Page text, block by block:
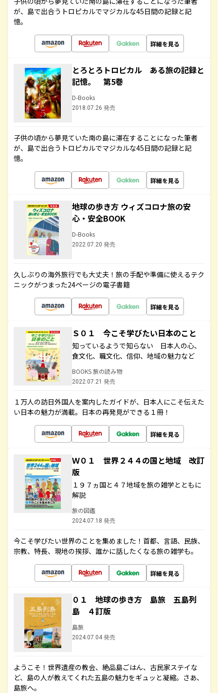
が、島で出合うトロピカルでマジカルな45日間の記録と記
憶。
詳細を見る
とろとろトロピカル ある旅の記録と
記憶。 第5巻
D-Books
2018.07.26 発売
子供の頃から夢見ていた南の島に滞在することになった筆者
が、島で出合うトロピカルでマジカルな45日間の記録と記
憶。
詳細を見る
地球の歩き方 ウィズコロナ旅の安
心・安全BOOK
D-Books
2022.07.20 発売
久しぶりの海外旅行でも大丈夫！旅の手配や準備に使えるテク
ニックがつまった24ページの電子書籍
詳細を見る
Ｓ０１ 今こそ学びたい日本のこと
知っているようで知らない 日本人の心、
食文化、職文化、信仰、地域の魅力など
BOOKS 旅の読み物
2022.07.21 発売
１万人の訪日外国人を案内したガイドが、日本人にこそ伝えた
い日本の魅力が満載。日本の再発見ができる１冊！
詳細を見る
Ｗ０１ 世界２４４の国と地域 改訂
版
１９７ヵ国と４７地域を旅の雑学とともに
解説
旅の図鑑
2024.07.18 発売
今こそ学びたい世界のことを集めました！首都、言語、民族、
宗教、特長、現地の挨拶、誰かに話したくなる旅の雑学も。
詳細を見る
０１ 地球の歩き方 島旅 五島列
島 ４訂版
島旅
2024.07.04 発売
ようこそ！世界遺産の教会、絶品島ごはん、古民家ステイな
ど、島の人が教えてくれた五島の魅力をギュッと凝縮。さあ、
島旅へ。